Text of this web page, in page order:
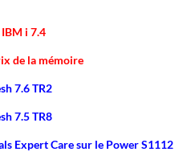
i 7.4
de la mémoire
7.6 TR2
7.5 TR8
Expert Care sur le Power S1112